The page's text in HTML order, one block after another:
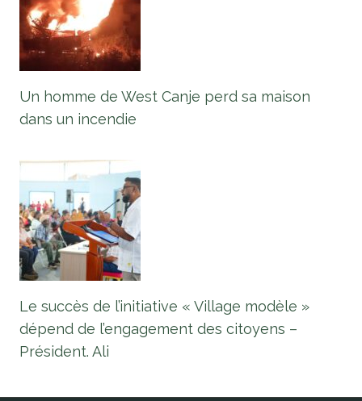
Un homme de West Canje perd sa maison
dans un incendie
Le succès de l’initiative « Village modèle »
dépend de l’engagement des citoyens –
Président. Ali